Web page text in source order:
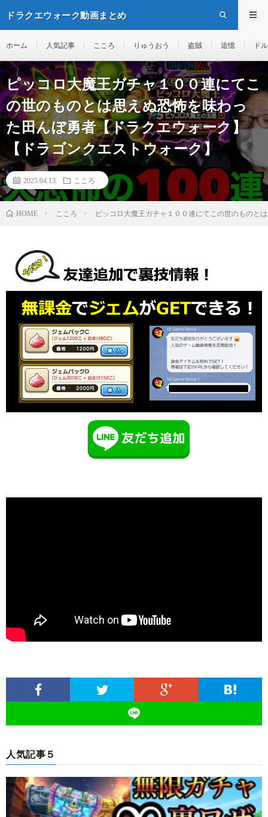
ドラクエウォーク動画まとめ
ホーム 人気記事 こころ りゅうおう 盗賊 追憶 ド
ピッコロ大魔王ガチャ１００連にてこ
の世のものとは思えぬ恐怖を味わっ
た田んぼ勇者【ドラクエウォーク】
【ドラゴンクエストウォーク】
2025.04.13 こころ
HOME こころ ピッコロ大魔王ガチャ１００連にてこの世のものと
人気記事５